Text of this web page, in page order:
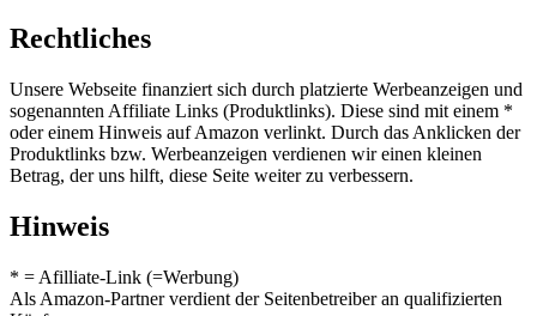
Rechtliches
Unsere Webseite finanziert sich durch platzierte Werbeanzeigen und
sogenannten Affiliate Links (Produktlinks). Diese sind mit einem *
oder einem Hinweis auf Amazon verlinkt. Durch das Anklicken der
Produktlinks bzw. Werbeanzeigen verdienen wir einen kleinen
Betrag, der uns hilft, diese Seite weiter zu verbessern.
Hinweis
* = Afilliate-Link (=Werbung)
Als Amazon-Partner verdient der Seitenbetreiber an qualifizierten